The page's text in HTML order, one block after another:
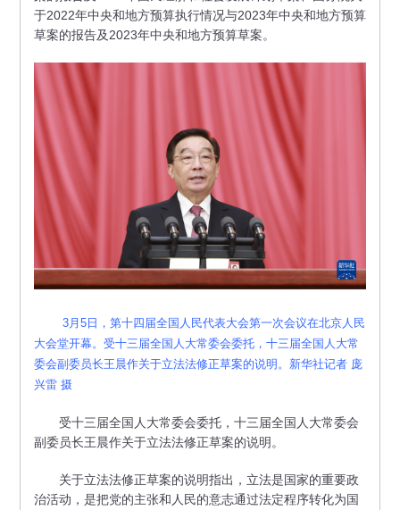
于2022年中央和地方预算执行情况与2023年中央和地方预算
草案的报告及2023年中央和地方预算草案。
3月5日，第十四届全国人民代表大会第一次会议在北京人民
大会堂开幕。受十三届全国人大常委会委托，十三届全国人大常
委会副委员长王晨作关于立法法修正草案的说明。新华社记者 庞
兴雷 摄
受十三届全国人大常委会委托，十三届全国人大常委会
副委员长王晨作关于立法法修正草案的说明。
关于立法法修正草案的说明指出，立法是国家的重要政
治活动，是把党的主张和人民的意志通过法定程序转化为国